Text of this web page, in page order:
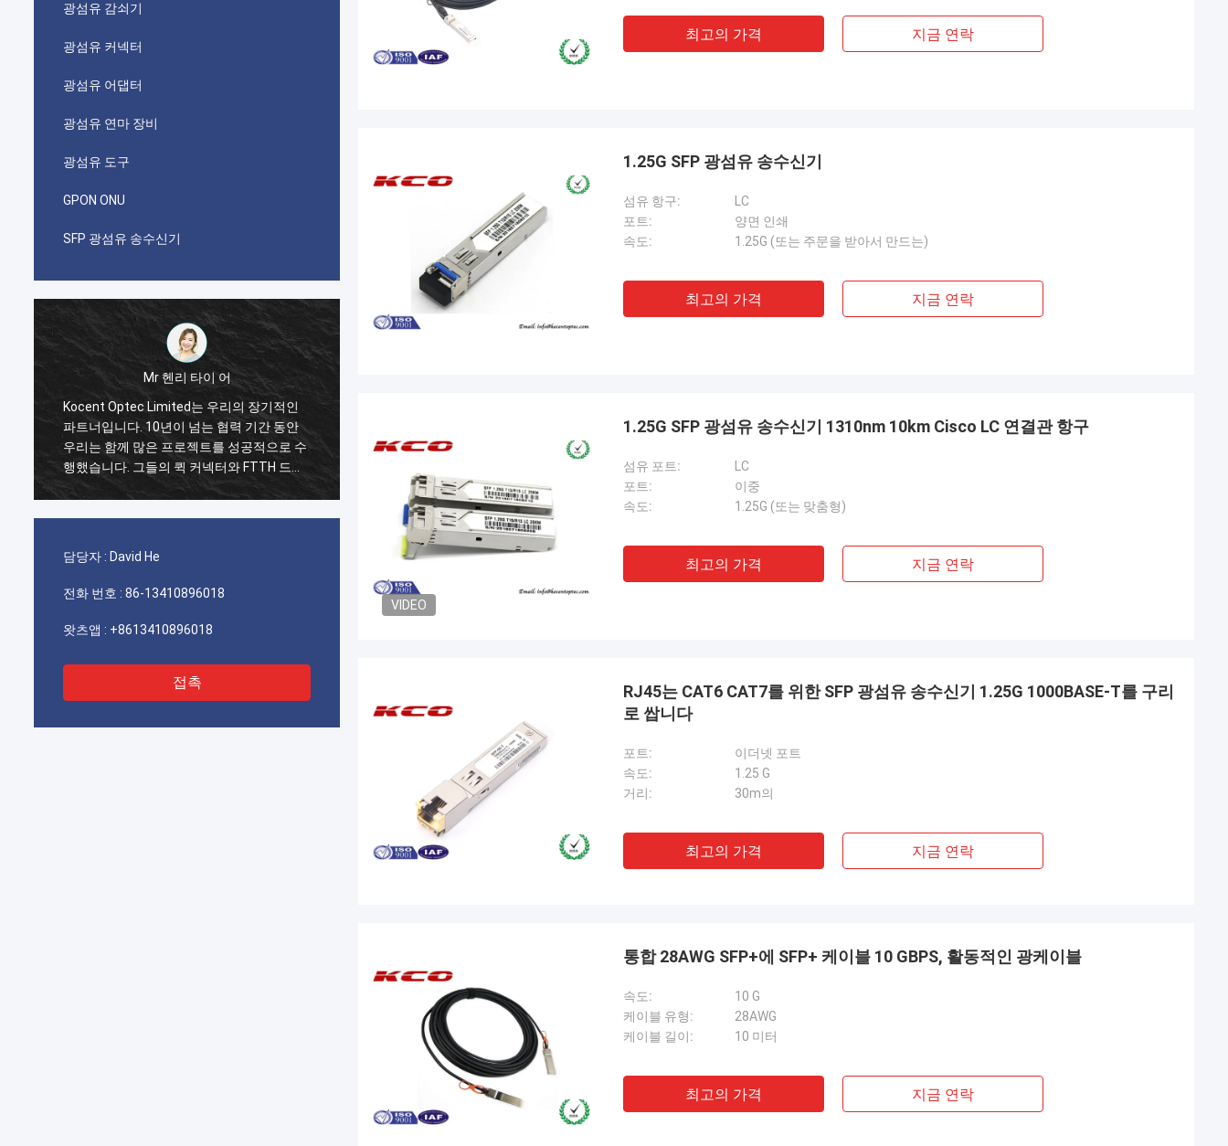
광섬유 감쇠기
광섬유 커넥터
광섬유 어댑터
광섬유 연마 장비
광섬유 도구
GPON ONU
SFP 광섬유 송수신기
Mr 헨리 타이 어
Kocent Optec Limited는 우리의 장기적인
파트너입니다. 10년이 넘는 협력 기간 동안
우리는 함께 많은 프로젝트를 성공적으로 수
행했습니다. 그들의 퀵 커넥터와 FTTH 드롭
케이블 품질은 최고입니다. 현재 그들의 제품
케이블의 한 컨테이너 40GP와 빠른 연결기,
20GP. 그들은 단지 2 주에 이 명령을 완성했
습니다. 지금 우리는 또한 그들로부터의 FDB
박스와 접속 함체 박스의 많은 유형을 구입합
니다. 우리가 통신 분야에 점점 더 강할 것이
적인 파트너 중 하나입니다. 매달 2~3개의
는 그들의 옥외 케이블, 분배함, 접속함 및 광
섬유 액세서리의 품질이 매우 훌륭하다고 생
각합니다. 그들의 지원 덕분에 저희는 많은
니다.
파트너입니다. 10년이 넘는 협력 기간 동안
담당자 : David He
전화 번호 : 86-13410896018
왓츠앱 : +8613410896018
접촉
최고의 가격 지금 연락
1.25G SFP 광섬유 송수신기
섬유 항구:
LC
포트:
양면 인쇄
속도:
1.25G (또는 주문을 받아서 만드는)
최고의 가격 지금 연락
VIDEO
1.25G SFP 광섬유 송수신기 1310nm 10km Cisco LC 연결관 항구
섬유 포트:
LC
포트:
이중
속도:
1.25G (또는 맞춤형)
최고의 가격 지금 연락
RJ45는 CAT6 CAT7를 위한 SFP 광섬유 송수신기 1.25G 1000BASE-T를 구리
로 쌉니다
포트:
이더넷 포트
속도:
1.25 G
거리:
30m의
최고의 가격 지금 연락
통합 28AWG SFP+에 SFP+ 케이블 10 GBPS, 활동적인 광케이블
속도:
10 G
케이블 유형:
28AWG
케이블 길이:
10 미터
최고의 가격 지금 연락